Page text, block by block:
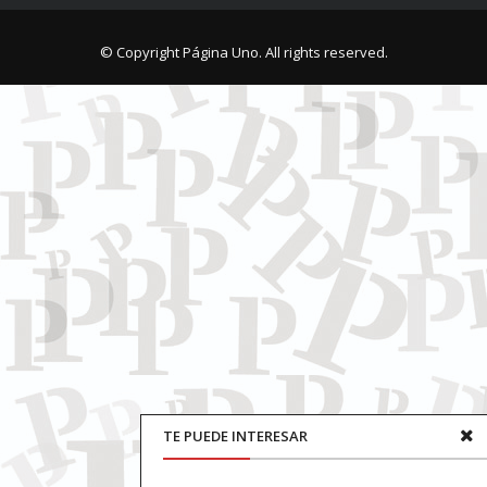
TE PUEDE INTERESAR
© Copyright Página Uno. All rights reserved.